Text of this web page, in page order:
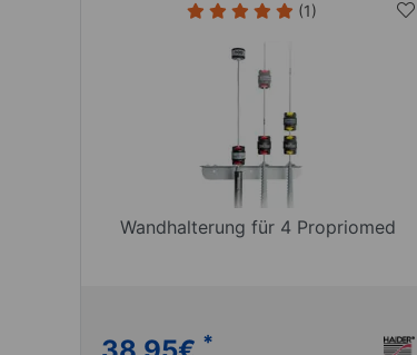
(1)
Wandhalterung für 4 Propriomed
*